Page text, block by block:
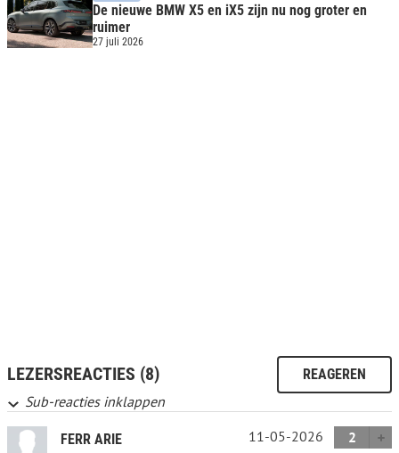
De nieuwe BMW X5 en iX5 zijn nu nog groter en
ruimer
27 juli 2026
LEZERSREACTIES (8) REAGEREN
Sub-reacties inklappen
FERR ARIE 11-05-2026
2